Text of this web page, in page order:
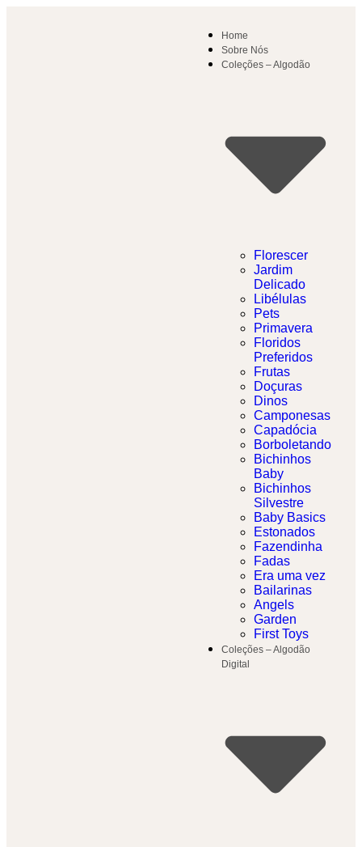
Home
Sobre Nós
Coleções – Algodão
Florescer
Jardim
Delicado​
Libélulas
Pets
Primavera
Floridos
Preferidos
Frutas
Doçuras
Dinos
Camponesas
Capadócia
Borboletando
Bichinhos
Baby
Bichinhos
Silvestre
Baby Basics
Estonados
Fazendinha
Fadas
Era uma vez
Bailarinas
Angels
Garden
First Toys
Coleções – Algodão
Digital